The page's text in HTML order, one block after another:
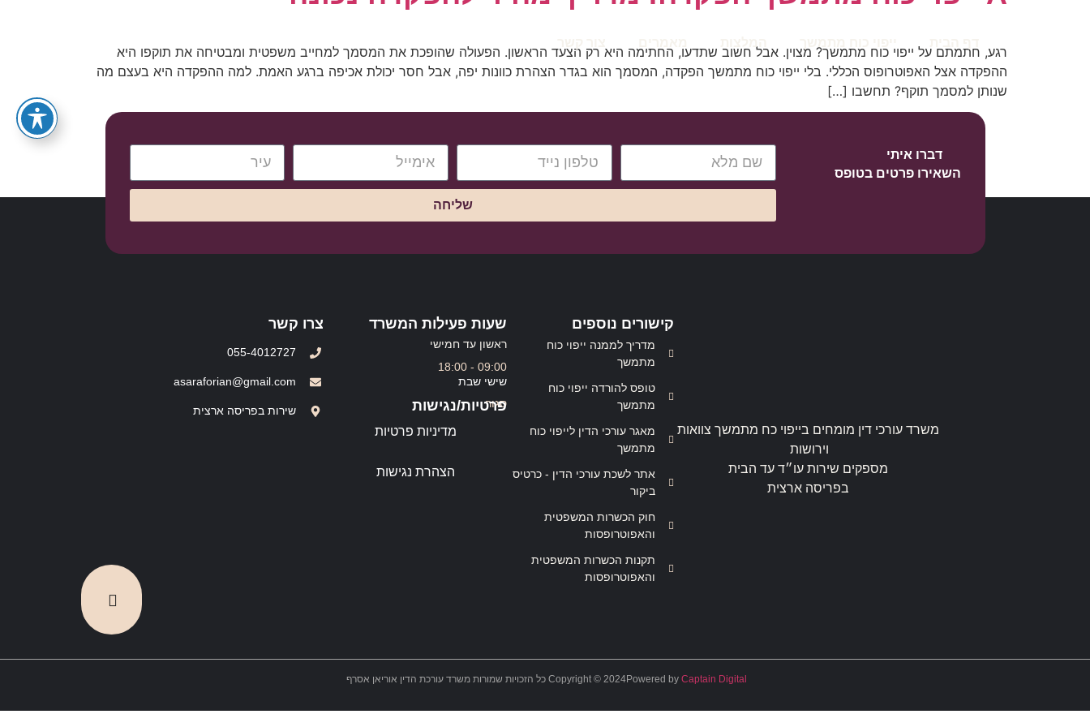
רגע, חתמתם על ייפוי כוח מתמשך? מצוין. אבל חשוב שתדעו, החתימה היא רק הצעד הראשון. הפעולה שהופכת את המסמך למחייב משפטית ומבטיחה את תוקפו היא
ההפקדה אצל האפוטרופוס הכללי. בלי ייפוי כוח מתמשך הפקדה, המסמך הוא בגדר הצהרת כוונות יפה, אבל חסר יכולת אכיפה ברגע האמת. למה ההפקדה היא בעצם מה
שנותן למסמך תוקף? תחשבו […]
דברו איתי
השאירו פרטים בטופס
שליחה
משרד עורכי דין מומחים בייפוי כח מתמשך צוואות
וירושות
מספקים שירות עו״ד עד הבית
בפריסה ארצית
קישורים נוספים
מדריך לממנה ייפוי כוח
מתמשך
טופס להורדה ייפוי כוח
מתמשך
מאגר עורכי הדין לייפוי כוח
מתמשך
אתר לשכת עורכי הדין - כרטיס
ביקור
חוק הכשרות המשפטית
והאפוטרופסות
תקנות הכשרות המשפטית
והאפוטרופסות
שעות פעילות המשרד
ראשון עד חמישי
09:00 - 18:00
שישי שבת
סגור
פרטיות/נגישות
מדיניות פרטיות
הצהרת נגישות
צרו קשר
055-4012727
asaraforian@gmail.com
שירות בפריסה ארצית
Powered by Captain Digital Copyright © 2024 כל הזכויות שמורות משרד עורכת הדין אוריאן אסרף